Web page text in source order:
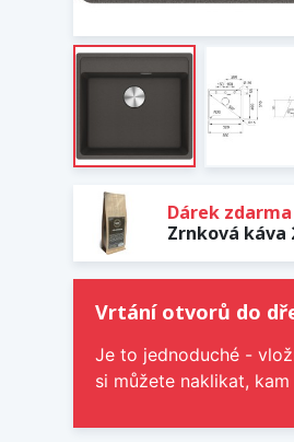
Dárek
Zrnková káva
Vrtání otvorů do
Je to jednoduché -
si můžete naklikat,